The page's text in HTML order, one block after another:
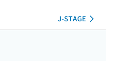
J-STAGE